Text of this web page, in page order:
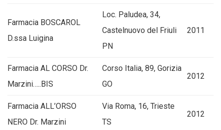
Farmacia BOSCAROL
D.ssa Luigina
Loc. Paludea, 34,
Castelnuovo del Friuli
PN
2011
Farmacia AL CORSO Dr.
Marzini…..BIS
Corso Italia, 89, Gorizia
GO
2012
Farmacia ALL’ORSO
NERO Dr. Marzini
Via Roma, 16, Trieste
TS
2012